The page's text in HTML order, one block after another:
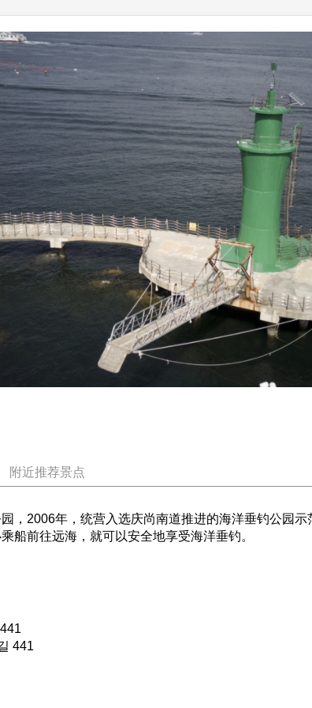
附近推荐景点
，2006年，统营入选庆尚南道推进的海洋垂钓公园
船前往远海，就可以安全地享受海洋垂钓。
441